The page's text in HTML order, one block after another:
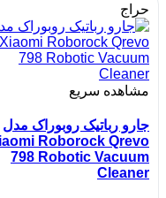
حراج
مشاهده سریع
جارو رباتیک روبوراک مدل
Roborock Qrevo
798 Robotic Vacuum
Cleaner